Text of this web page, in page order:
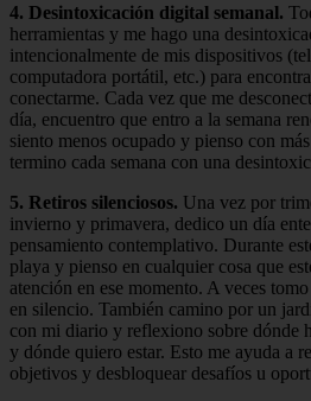
4. Desintoxicación digital semanal.
herramientas y me hago una
intencionalmente de mis dispositivos
computadora portátil, etc.) para
conectarme. Cada vez que me
día, encuentro que entro a la semana
siento menos ocupado y pienso con
termino cada semana con una
5. Retiros silenciosos. Una vez por
invierno y primavera, dedico un día
pensamiento contemplativo. Durante
playa y pienso en cualquier cosa que
atención en ese momento. A veces
en silencio. También camino por un
con mi diario y reflexiono sobre dónde
y dónde quiero estar. Esto me ayuda a
objetivos y desbloquear desafíos u